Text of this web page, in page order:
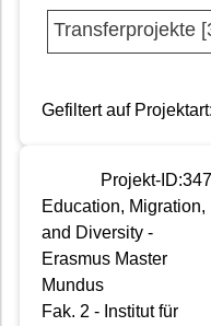
Transferprojekte
Gefiltert auf Projektart:
Projekt-ID:347
Education, Migration,
and Diversity -
Erasmus Master
Mundus
Fak. 2 - Institut für